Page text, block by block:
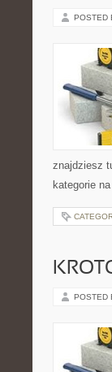
POSTED
znajdziesz
kategorie
POSTED